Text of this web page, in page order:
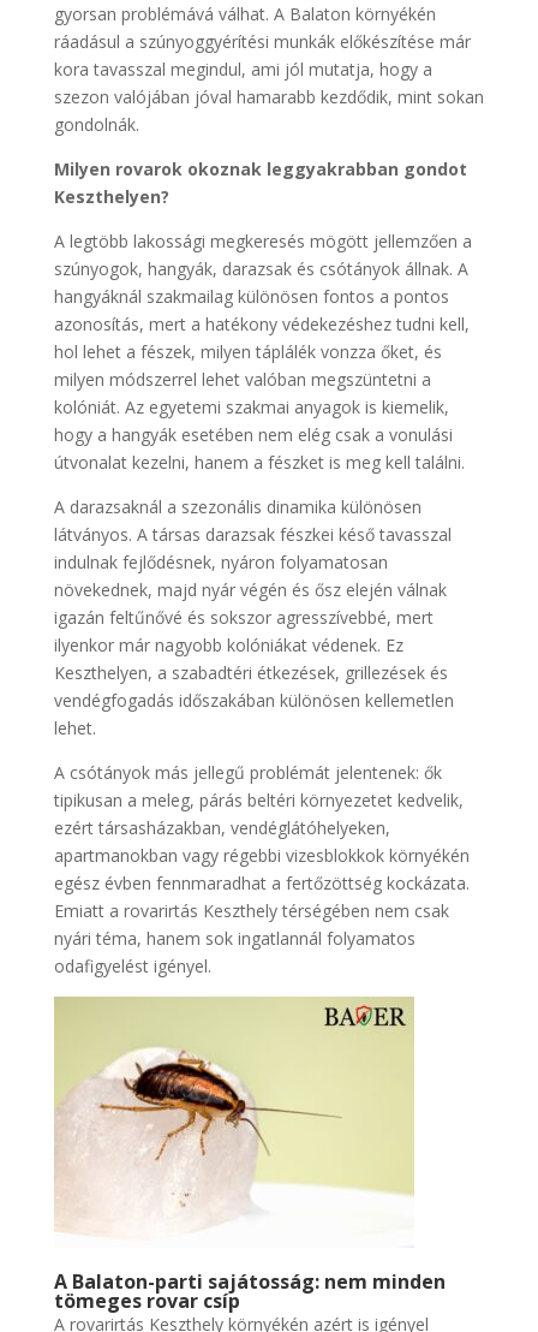
gyorsan problémává válhat. A Balaton környékén
ráadásul a szúnyoggyérítési munkák előkészítése már
kora tavasszal megindul, ami jól mutatja, hogy a
szezon valójában jóval hamarabb kezdődik, mint sokan
gondolnák.
Milyen rovarok okoznak leggyakrabban gondot
Keszthelyen?
A legtöbb lakossági megkeresés mögött jellemzően a
szúnyogok, hangyák, darazsak és csótányok állnak. A
hangyáknál szakmailag különösen fontos a pontos
azonosítás, mert a hatékony védekezéshez tudni kell,
hol lehet a fészek, milyen táplálék vonzza őket, és
milyen módszerrel lehet valóban megszüntetni a
kolóniát. Az egyetemi szakmai anyagok is kiemelik,
hogy a hangyák esetében nem elég csak a vonulási
útvonalat kezelni, hanem a fészket is meg kell találni.
A darazsaknál a szezonális dinamika különösen
látványos. A társas darazsak fészkei késő tavasszal
indulnak fejlődésnek, nyáron folyamatosan
növekednek, majd nyár végén és ősz elején válnak
igazán feltűnővé és sokszor agresszívebbé, mert
ilyenkor már nagyobb kolóniákat védenek. Ez
Keszthelyen, a szabadtéri étkezések, grillezések és
vendégfogadás időszakában különösen kellemetlen
lehet.
A csótányok más jellegű problémát jelentenek: ők
tipikusan a meleg, párás beltéri környezetet kedvelik,
ezért társasházakban, vendéglátóhelyeken,
apartmanokban vagy régebbi vizesblokkok környékén
egész évben fennmaradhat a fertőzöttség kockázata.
Emiatt a rovarirtás Keszthely térségében nem csak
nyári téma, hanem sok ingatlannál folyamatos
odafigyelést igényel.
A Balaton-parti sajátosság: nem minden
tömeges rovar csíp
A rovarirtás Keszthely környékén azért is igényel